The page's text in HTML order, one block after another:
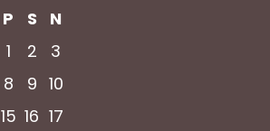
P S
N
1
2
3
8 9 10
15 16 17